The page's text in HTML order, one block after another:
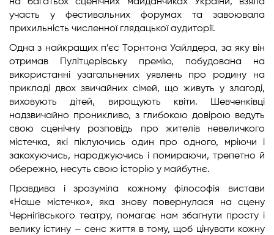
участь у фестивальних форумах та завоювала
прихильність численної глядацької аудиторії.
Одна з найкращих п’єс Торнтона Уайлдера, за яку він
отримав Пулітцерівську премію, побудована на
використанні узагальнених уявлень про родину на
прикладі двох звичайних сімей, що живуть у злагоді,
виховують дітей, вирощують квіти. Шевченківці
надзвичайно проникливо, з глибокою довірою ведуть
свою сценічну розповідь про жителів невеличкого
містечка, які піклуючись один про одного, мріючи і
закохуючись, народжуючись і помираючи, трепетно й
обережно, несуть свою історію у майбутнє.
Правдива і зрозуміла кожному філософія вистави
«Наше містечко», яка знову повернулася на сцену
Чернігівського театру, помагає нам збагнути просту і
велику істину – сенс життя в тому, щоб цінувати кожну